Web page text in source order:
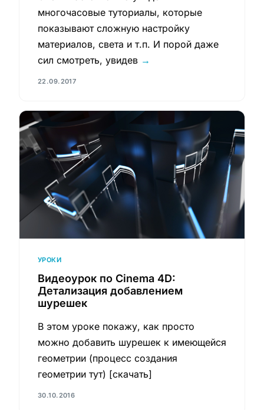
многочасовые туториалы, которые
показывают сложную настройку
материалов, света и т.п. И порой даже
сил смотреть, увидев →
22.09.2017
УРОКИ
Видеоурок по Cinema 4D:
Детализация добавлением
шурешек
В этом уроке покажу, как просто
можно добавить шурешек к имеющейся
геометрии (процесс создания
геометрии тут) [скачать]
30.10.2016